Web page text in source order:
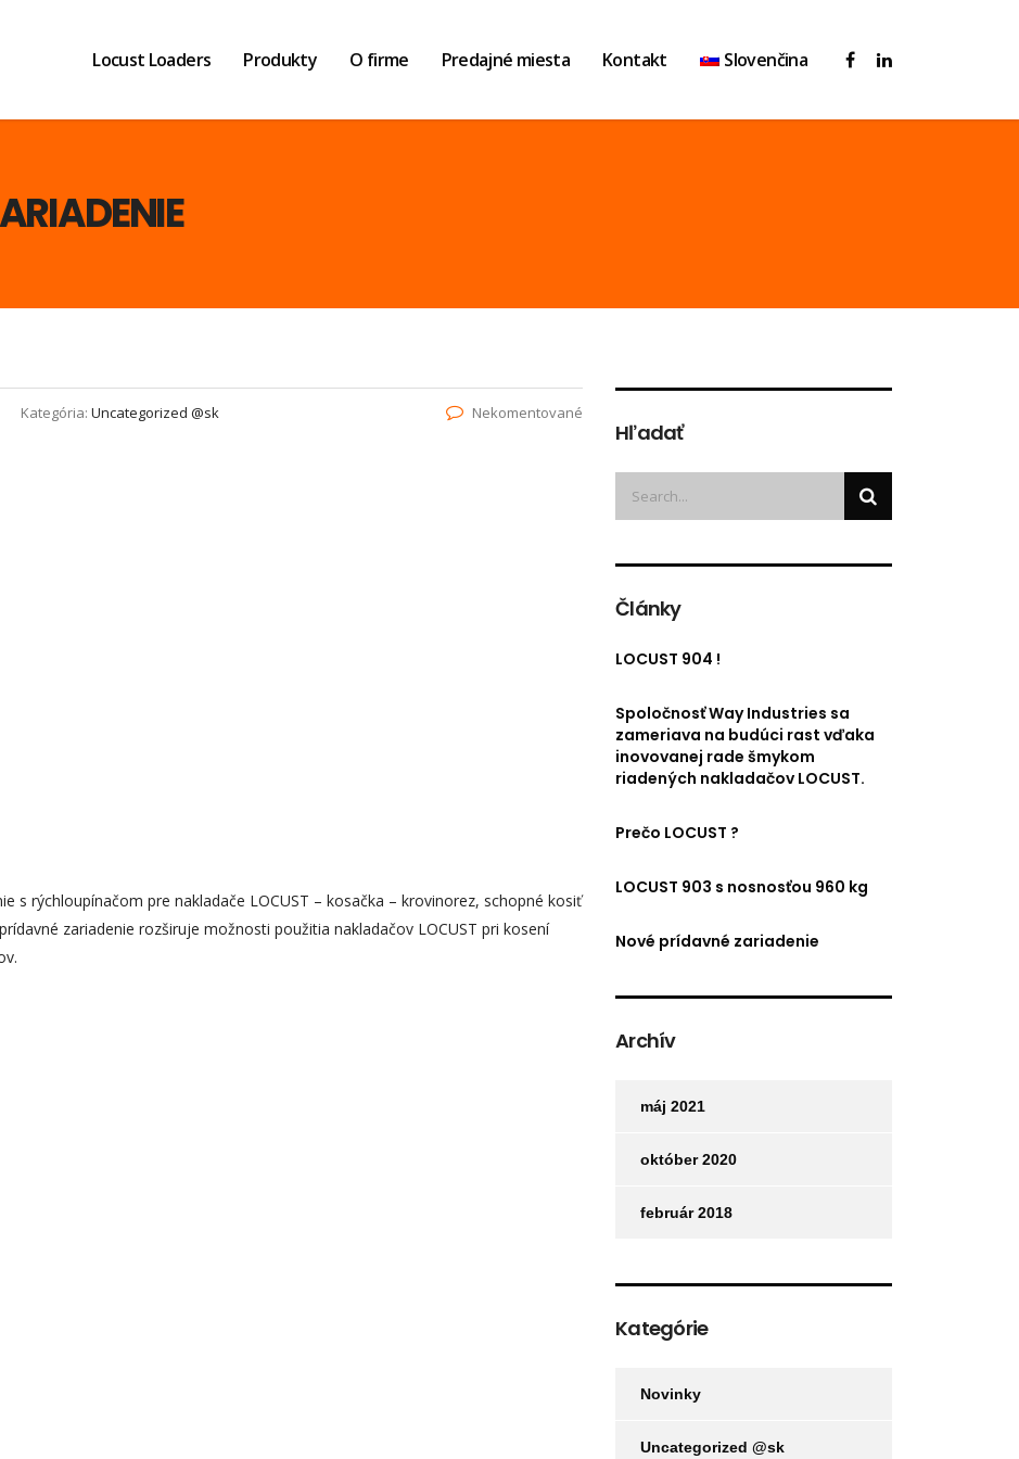
Locust Loaders Produkty O firme Predajné miesta Kontakt Slovenčina
Kategória: Uncategorized @sk Nekomentované
s rýchloupínačom pre nakladače LOCUST – kosačka – krovinorez, schopné kosiť
zariadenie rozširuje možnosti použitia nakladačov LOCUST pri kosení
Hľadať
Články
LOCUST 904 !
Spoločnosť Way Industries sa
zameriava na budúci rast vďaka
inovovanej rade šmykom
riadených nakladačov LOCUST.
Prečo LOCUST ?
LOCUST 903 s nosnosťou 960 kg
Nové prídavné zariadenie
Archív
máj 2021
október 2020
február 2018
Kategórie
Novinky
Uncategorized @sk